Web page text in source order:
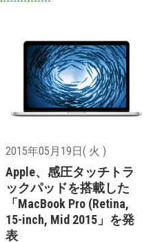
2015年05月19日( 火 )
Apple、感圧タッチトラ
ックパッドを搭載した
「MacBook Pro (Retina,
15-inch, Mid 2015」を発
表